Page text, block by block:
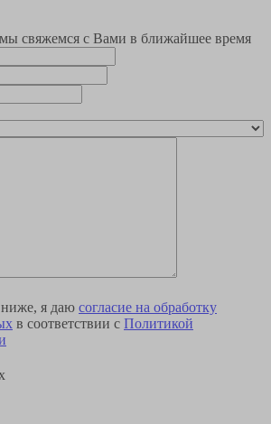
свяжемся с Вами в ближайшее время
я даю согласие на обработку
в соответствии с Политикой